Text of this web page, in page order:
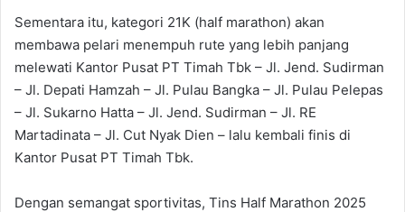
Sementara itu, kategori 21K (half marathon) akan
membawa pelari menempuh rute yang lebih panjang
melewati Kantor Pusat PT Timah Tbk – Jl. Jend. Sudirman
– Jl. Depati Hamzah – Jl. Pulau Bangka – Jl. Pulau Pelepas
– Jl. Sukarno Hatta – Jl. Jend. Sudirman – Jl. RE
Martadinata – Jl. Cut Nyak Dien – lalu kembali finis di
Kantor Pusat PT Timah Tbk.
Dengan semangat sportivitas, Tins Half Marathon 2025